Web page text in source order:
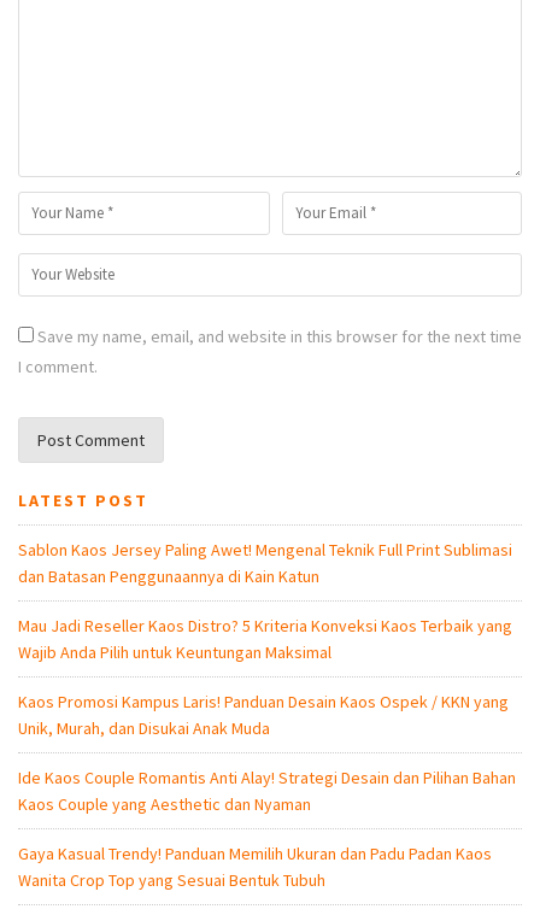
Save my name, email, and website in this browser for the next time
I comment.
LATEST POST
Sablon Kaos Jersey Paling Awet! Mengenal Teknik Full Print Sublimasi
dan Batasan Penggunaannya di Kain Katun
Mau Jadi Reseller Kaos Distro? 5 Kriteria Konveksi Kaos Terbaik yang
Wajib Anda Pilih untuk Keuntungan Maksimal
Kaos Promosi Kampus Laris! Panduan Desain Kaos Ospek / KKN yang
Unik, Murah, dan Disukai Anak Muda
Ide Kaos Couple Romantis Anti Alay! Strategi Desain dan Pilihan Bahan
Kaos Couple yang Aesthetic dan Nyaman
Gaya Kasual Trendy! Panduan Memilih Ukuran dan Padu Padan Kaos
Wanita Crop Top yang Sesuai Bentuk Tubuh